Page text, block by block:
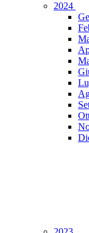
2024